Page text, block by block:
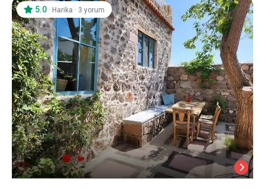
5.0 · Harika · 3 yorum